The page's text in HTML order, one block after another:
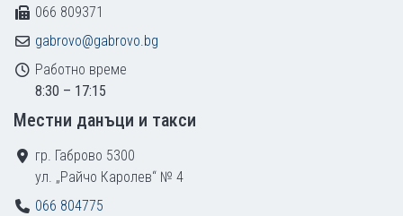
066 809371
gabrovo@gabrovo.bg
Работно време
8:30 – 17:15
Местни данъци и такси
гр. Габрово 5300
ул. „Райчо Каролев“ № 4
066 804775